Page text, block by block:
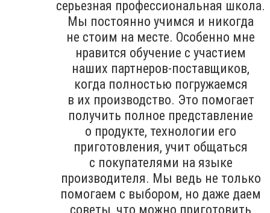
серьезная профессиональная школа.
Мы постоянно учимся и никогда
не стоим на месте. Особенно мне
нравится обучение с участием
наших партнеров-поставщиков,
когда полностью погружаемся
в их производство. Это помогает
получить полное представление
о продукте, технологии его
приготовления, учит общаться
с покупателями на языке
производителя. Мы ведь не только
помогаем с выбором, но даже даем
советы, что можно приготовить